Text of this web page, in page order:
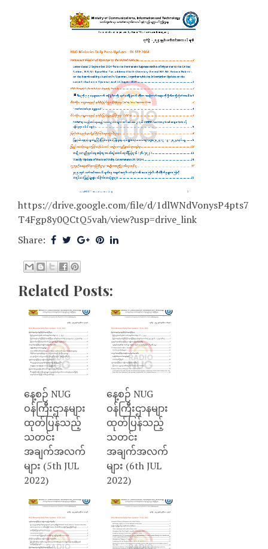
https://drive.google.com/file/d/1dlWNdVonysP4pts7
T4Fgp8y0QCtQ5vah/view?usp=drive_link
Share:
Related Posts:
နေ့စဉ် NUG
ဝန်ကြီးဌာနများ
ထုတ်ပြန်သည့်
သတင်း
အချက်အလက်
များ (5th JUL
2022)
နေ့စဉ် NUG
ဝန်ကြီးဌာနများ
ထုတ်ပြန်သည့်
သတင်း
အချက်အလက်
များ (6th JUL
2022)